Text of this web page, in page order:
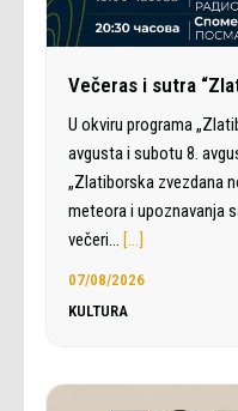
Večeras i sutra
U okviru programa
avgusta i subotu 8.
„Zlatiborska zvezdana
meteora i upoznavanja
večeri… […]
07/08/2026
KULTURA